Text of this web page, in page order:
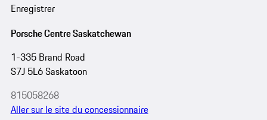
Enregistrer
Porsche Centre Saskatchewan
1-335 Brand Road
S7J 5L6 Saskatoon
815058268
Aller sur le site du concessionnaire